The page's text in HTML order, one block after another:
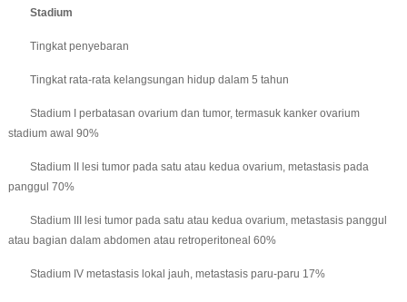
Stadium
Tingkat penyebaran
Tingkat rata-rata kelangsungan hidup dalam 5 tahun
Stadium I perbatasan ovarium dan tumor, termasuk kanker ovarium
stadium awal 90%
Stadium II lesi tumor pada satu atau kedua ovarium, metastasis pada
panggul 70%
Stadium III lesi tumor pada satu atau kedua ovarium, metastasis panggul
atau bagian dalam abdomen atau retroperitoneal 60%
Stadium IV metastasis lokal jauh, metastasis paru-paru 17%